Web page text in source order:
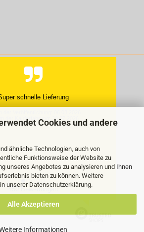
Cookies und andere
ähnliche Technologien, auch von
Funktionsweise der Website zu
unseres Angebotes zu analysieren und Ihnen
bieten zu können. Weitere
unserer Datenschutzerklärung.
Alle Akzeptieren
Informationen
schnelle Lieferung
der Kauferfahrung: 30.07.2026
450 Bewertungen